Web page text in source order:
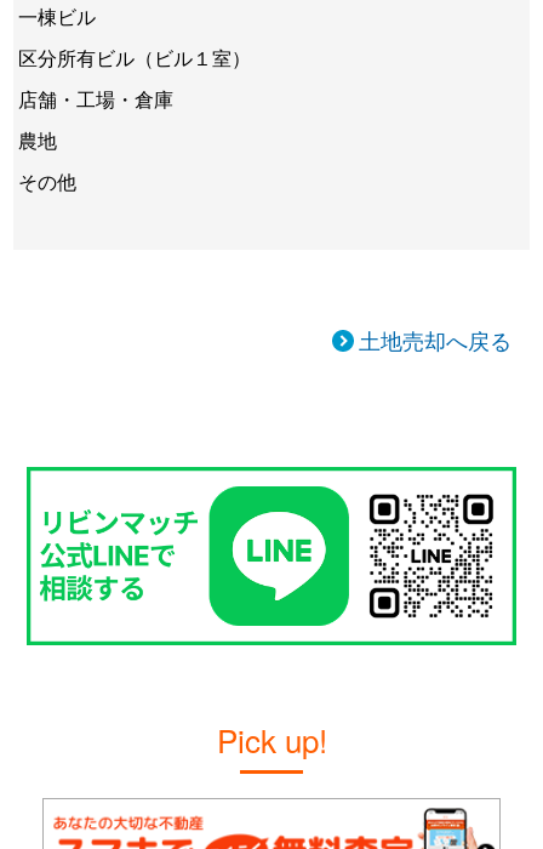
一棟ビル
区分所有ビル（ビル１室）
店舗・工場・倉庫
農地
その他
土地売却へ戻る
Pick up!